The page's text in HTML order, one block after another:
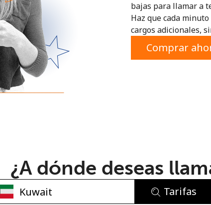
bajas para llamar a
Haz que cada
cargos adicionales,
Comprar
¿A dónde deseas
Tarifas